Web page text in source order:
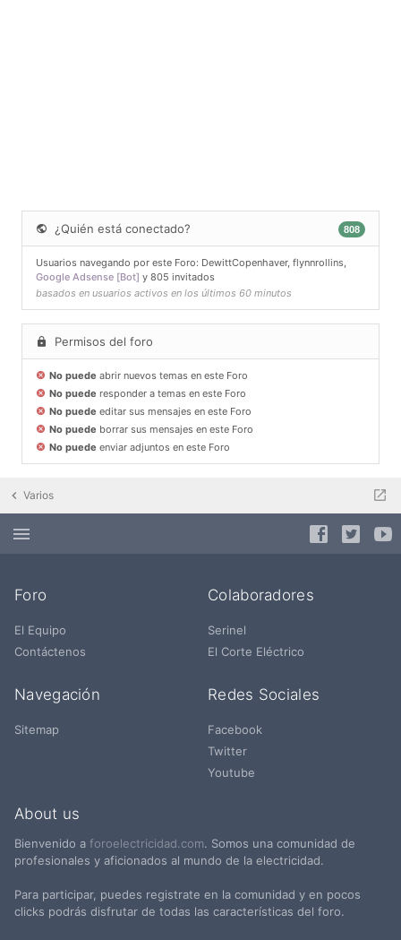
¿Quién está conectado? 808
Usuarios navegando por este Foro: DewittCopenhaver, flynnrollins,
Google Adsense [Bot] y 805 invitados
basados en usuarios activos en los últimos 60 minutos
Permisos del foro
No puede abrir nuevos temas en este Foro
No puede responder a temas en este Foro
No puede editar sus mensajes en este Foro
No puede borrar sus mensajes en este Foro
No puede enviar adjuntos en este Foro
Varios
Foro
El Equipo
Contáctenos
Colaboradores
Serinel
El Corte Eléctrico
Navegación
Sitemap
Redes Sociales
Facebook
Twitter
Youtube
About us
Bienvenido a foroelectricidad.com. Somos una comunidad de
profesionales y aficionados al mundo de la electricidad.
Para participar, puedes registrate en la comunidad y en pocos
clicks podrás disfrutar de todas las características del foro.